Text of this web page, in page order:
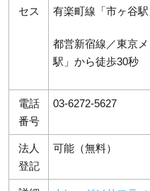
セス
有楽町線「市ヶ谷
都営新宿線／東京
駅」から徒歩30秒
電話
番号
03-6272-5627
法人
登記
可能（無料）